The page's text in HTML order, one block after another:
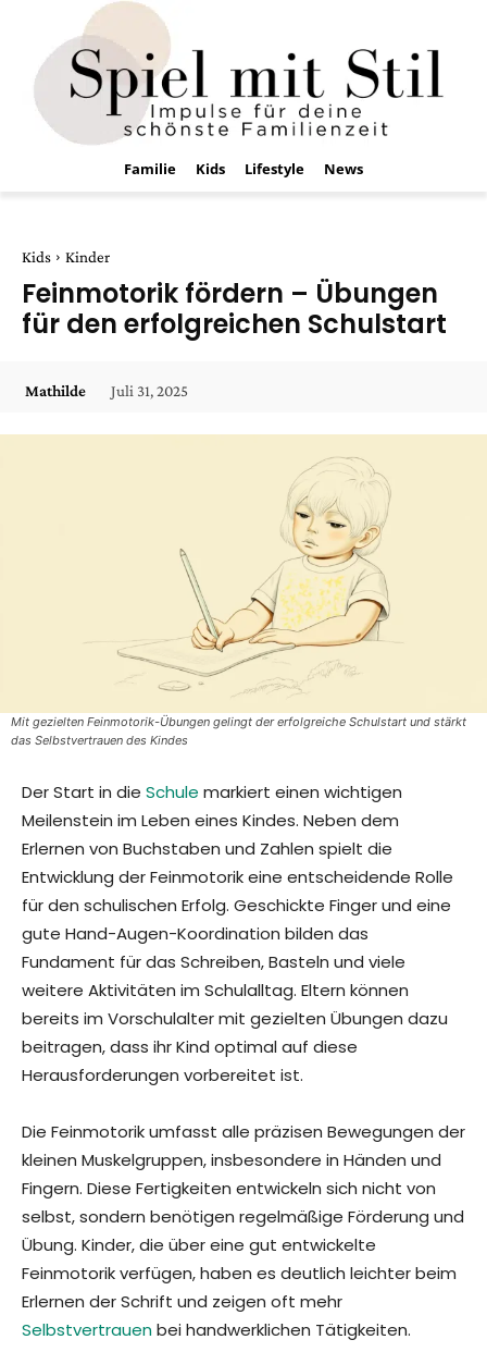
Familie Kids Lifestyle News
Kids Kinder
Feinmotorik fördern – Übungen
für den erfolgreichen Schulstart
Mathilde Juli 31, 2025
Mit gezielten Feinmotorik-Übungen gelingt der erfolgreiche Schulstart und stärkt
das Selbstvertrauen des Kindes
Der Start in die Schule markiert einen wichtigen
Meilenstein im Leben eines Kindes. Neben dem
Erlernen von Buchstaben und Zahlen spielt die
Entwicklung der Feinmotorik eine entscheidende Rolle
für den schulischen Erfolg. Geschickte Finger und eine
gute Hand-Augen-Koordination bilden das
Fundament für das Schreiben, Basteln und viele
weitere Aktivitäten im Schulalltag. Eltern können
bereits im Vorschulalter mit gezielten Übungen dazu
beitragen, dass ihr Kind optimal auf diese
Herausforderungen vorbereitet ist.
Die Feinmotorik umfasst alle präzisen Bewegungen der
kleinen Muskelgruppen, insbesondere in Händen und
Fingern. Diese Fertigkeiten entwickeln sich nicht von
selbst, sondern benötigen regelmäßige Förderung und
Übung. Kinder, die über eine gut entwickelte
Feinmotorik verfügen, haben es deutlich leichter beim
Erlernen der Schrift und zeigen oft mehr
Selbstvertrauenbei handwerklichen Tätigkeiten.